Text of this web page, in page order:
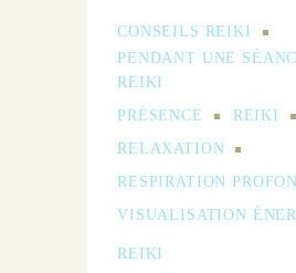
CONSEILS REIKI
PENDANT UNE
REIKI
PRÉSENCE
REIKI
RELAXATION
RESPIRATION
VISUALISATION
REIKI